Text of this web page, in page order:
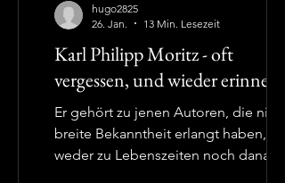
Alltag erinnert nach wie vor vieles an
den untergegangenen sozialistischen
Staat, im Osten Deutschlands selbst,
und weit darüber hinaus. Ein paar
eindrückliche Beispiele dafür sind:
Hundertsiebzig Jahre nach der
Gründung im Jahre 1856 ist der in
Freyburg an der Un
Karl Philipp Moritz - oft
vergessen, und wieder erinnert
Er gehört zu jenen Autoren, die nie
breite Bekanntheit erlangt haben,
weder zu Lebenszeiten noch danach.
hugo2825
26. Jan.
13 Min. Lesezeit